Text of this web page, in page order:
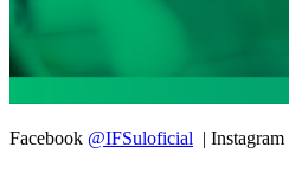
Facebook @IFSuloficial | Instagram